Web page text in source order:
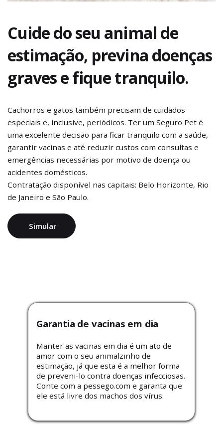
Cuide do seu animal de
estimação, previna doenças
graves e fique tranquilo.
Cachorros e gatos também precisam de cuidados
especiais e, inclusive, periódicos. Ter um Seguro Pet é
uma excelente decisão para ficar tranquilo com a saúde,
garantir vacinas e até reduzir custos com consultas e
emergências necessárias por motivo de doença ou
acidentes domésticos.
Contratação disponível nas capitais: Belo Horizonte, Rio
de Janeiro e São Paulo.
Simular
Garantia de vacinas em dia
Manter as vacinas em dia é um ato de
amor com o seu animalzinho de
estimação, já que esta é a melhor forma
de preveni-lo contra doenças infecciosas.
Conte com a pessego.com e garanta que
ele está livre dos machos dos vírus.